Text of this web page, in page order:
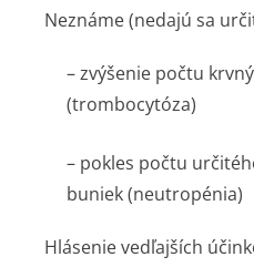
Neznáme(nedajú sa
– zvýšenie počtu
(trombocytóza)
– pokles počtu
buniek (neutropénia)
Hlásenie vedľajších